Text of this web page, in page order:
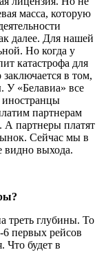
масса, которую
далее. Для нашей
Но когда у
катастрофа для
в том,
У «Белавиа» все
партнерам
А партнеры платят
Сейчас мы в
видно выхода.
треть глубины. То
6 первых рейсов
Что будет в